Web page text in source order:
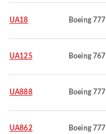
UA18 Boeing 777
UA125 Boeing 767
UA888 Boeing 777
UA862 Boeing 777